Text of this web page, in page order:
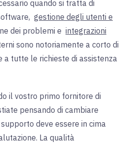
quando si tratta di
gestione degli utenti e
dei problemi e integrazioni
sono notoriamente a corto di
a tutte le richieste di assistenza
il vostro primo fornitore di
pensando di cambiare
deve essere in cima
La qualità